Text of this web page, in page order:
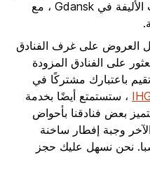
بامتلاكنا 1 فنادق تستقبل الحيوانات الأليفة في Gdansk ، مع
العروض على غرف الفنادق
على الفنادق المزودة
باعتبارك مشتركًا في
، ستستمتع أيضًا بخدمة
بعض فنادقنا بأحواض
وجبة إفطار ساخنة
نحن نسهل عليك حجز